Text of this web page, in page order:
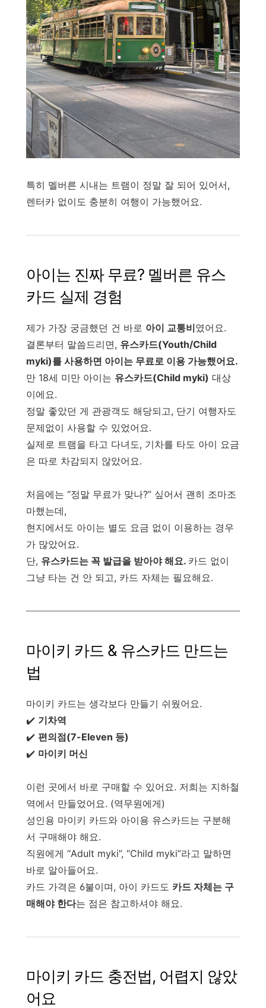
특히 멜버른 시내는 트램이 정말 잘 되어 있어서,
렌터카 없이도 충분히 여행이 가능했어요.
아이는 진짜 무료? 멜버른 유스
카드 실제 경험
제가 가장 궁금했던 건 바로 아이 교통비였어요.
결론부터 말씀드리면, 유스카드(Youth/Child
myki)를 사용하면 아이는 무료로 이용 가능했어요.
만 18세 미만 아이는 유스카드(Child myki) 대상
이에요.
정말 좋았던 게 관광객도 해당되고, 단기 여행자도
문제없이 사용할 수 있었어요.
실제로 트램을 타고 다녀도, 기차를 타도 아이 요금
은 따로 차감되지 않았어요.
처음에는 “정말 무료가 맞나?” 싶어서 괜히 조마조
마했는데,
현지에서도 아이는 별도 요금 없이 이용하는 경우
가 많았어요.
단, 유스카드는 꼭 발급을 받아야 해요. 카드 없이
그냥 타는 건 안 되고, 카드 자체는 필요해요.
마이키 카드 & 유스카드 만드는
법
마이키 카드는 생각보다 만들기 쉬웠어요.
✔️ 기차역
✔️ 편의점(7-Eleven 등)
✔️ 마이키 머신
이런 곳에서 바로 구매할 수 있어요. 저희는 지하철
역에서 만들었어요. (역무원에게)
성인용 마이키 카드와 아이용 유스카드는 구분해
서 구매해야 해요.
직원에게 “Adult myki”, “Child myki”라고 말하면
바로 알아들어요.
카드 가격은 6불이며, 아이 카드도 카드 자체는 구
매해야 한다는 점은 참고하셔야 해요.
마이키 카드 충전법, 어렵지 않았
어요